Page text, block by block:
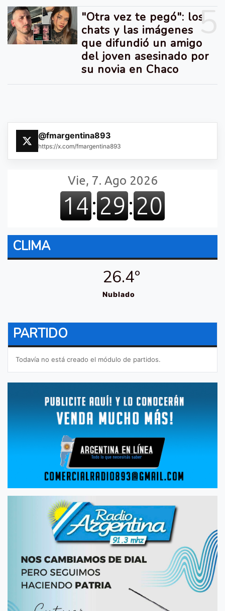
5
"Otra vez te pegó": los
chats y las imágenes
que difundió un amigo
del joven asesinado por
su novia en Chaco
@fmargentina893
https://x.com/fmargentina893
CLIMA
26.4º
Nublado
PARTIDO
Todavía no está creado el módulo de partidos.